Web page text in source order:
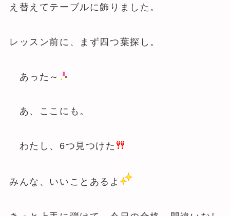
え替えてテーブルに飾りました。
レッスン前に、まず四つ葉探し。
あった～
あ、ここにも。
わたし、6つ見つけた
みんな、いいことあるよ